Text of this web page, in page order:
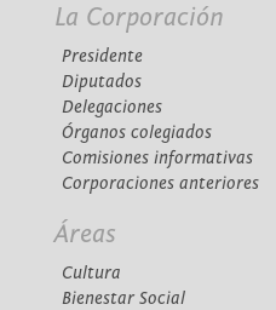
La Corporación
Presidente
Diputados
Delegaciones
Órganos colegiados
Comisiones informativas
Corporaciones anteriores
Áreas
Cultura
Bienestar Social